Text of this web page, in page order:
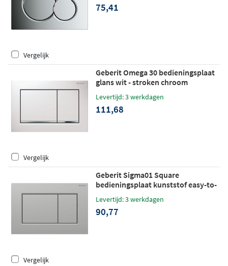
75,41
Vergelijk
Geberit Omega 30 bedieningsplaat
glans wit - stroken chroom
Levertijd: 3 werkdagen
111,68
Vergelijk
Geberit Sigma01 Square
bedieningsplaat kunststof easy-to-
clean - mat chroom
Levertijd: 3 werkdagen
90,77
Vergelijk